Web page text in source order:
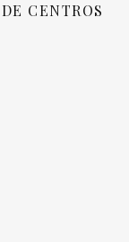
CENTROS